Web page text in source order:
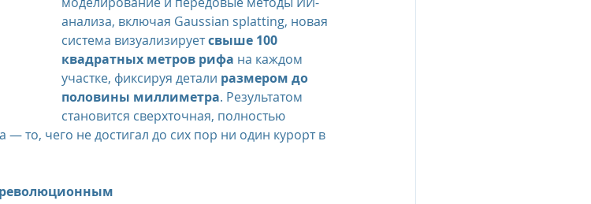
анализа, включая Gaussian splatting, новая
система визуализирует свыше 100
квадратных метров рифа на каждом
участке, фиксируя детали размером до
половины миллиметра. Результатом
становится сверхточная, полностью
то, чего не достигал до сих пор ни один курорт в
революционным